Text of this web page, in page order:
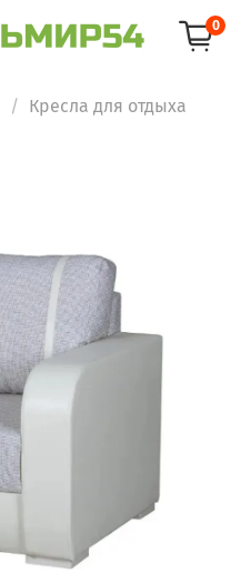
0
Кресла для отдыха